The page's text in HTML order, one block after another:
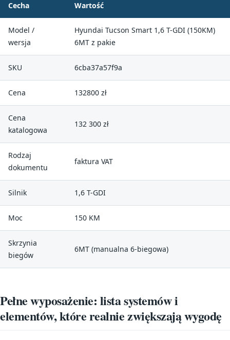
Cecha Wartość
Model /
wersja
Hyundai Tucson Smart 1,6 T-GDI (150KM)
6MT z pakie
SKU 6cba37a57f9a
Cena 132800 zł
Cena
katalogowa
132 300 zł
Rodzaj
dokumentu
faktura VAT
Silnik 1,6 T-GDI
Moc 150 KM
Skrzynia
biegów
6MT (manualna 6-biegowa)
Pełne wyposażenie: lista systemów i
elementów, które realnie zwiększają wygodę